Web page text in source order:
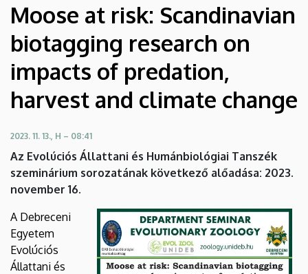
research
on
impacts
of
predation,
harvest
and
climate
change
Moose at risk: Scandinavian
biotagging research on
impacts of predation,
harvest and climate change
2023. 11. 13., H – 08:41
Az Evolúciós Állattani és Humánbiológiai Tanszék
szeminárium sorozatának következő alőadása: 2023.
november 16.
A Debreceni
Egyetem
Evolúciós
Állattani és